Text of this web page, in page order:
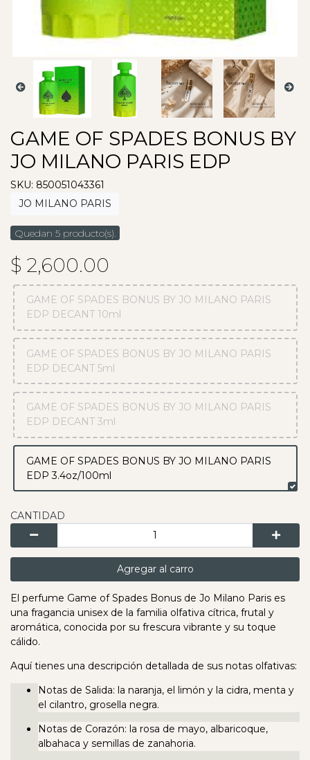
GAME OF SPADES BONUS BY
JO MILANO PARIS EDP
SKU: 850051043361
JO MILANO PARIS
Quedan 5 producto(s).
$ 2,600.00
GAME OF SPADES BONUS BY JO MILANO PARIS
EDP DECANT 10ml
GAME OF SPADES BONUS BY JO MILANO PARIS
EDP DECANT 5ml
GAME OF SPADES BONUS BY JO MILANO PARIS
EDP DECANT 3ml
GAME OF SPADES BONUS BY JO MILANO PARIS
EDP 3.4oz/100ml
CANTIDAD
Agregar al carro
El perfume Game of Spades Bonus de Jo Milano Paris es
una fragancia unisex de la familia olfativa cítrica, frutal y
aromática, conocida por su frescura vibrante y su toque
cálido.
Aquí tienes una descripción detallada de sus notas olfativas:
Notas de Salida: la naranja, el limón y la cidra, menta y
el cilantro, grosella negra.
Notas de Corazón: la rosa de mayo, albaricoque,
albahaca y semillas de zanahoria.